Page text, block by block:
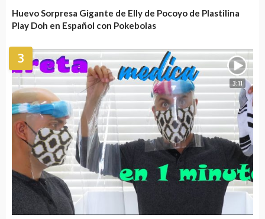
Huevo Sorpresa Gigante de Elly de Pocoyo de Plastilina
Play Doh en Español con Pokebolas
3
3:11